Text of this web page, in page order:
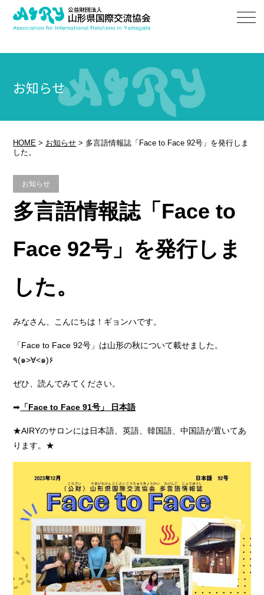
お知らせ
HOME > お知らせ > 多言語情報誌「Face to Face 92号」を発行しま
した。
お知らせ
多言語情報誌「Face to
Face 92号」を発行しま
した。
みなさん、こんにちは！ギョンハです。
「Face to Face 92号」は山形の秋について載せました。
٩(๑>∀<๑)۶
ぜひ、読んでみてください。
➡ 「Face to Face 91号」 日本語
★AIRYのサロンには日本語、英語、韓国語、中国語が置いてあ
ります。★